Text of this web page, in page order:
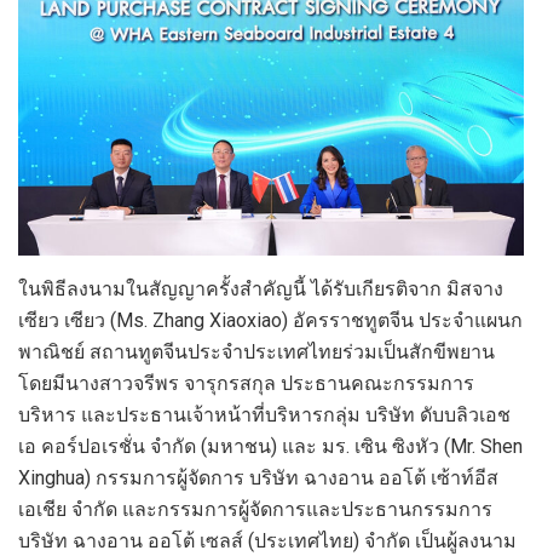
ในพิธีลงนามในสัญญาครั้งสำคัญนี้ ได้รับเกียรติจาก มิสจาง
เซียว เซียว (Ms. Zhang Xiaoxiao) อัครราชทูตจีน ประจำแผนก
พาณิชย์ สถานทูตจีนประจำประเทศไทยร่วมเป็นสักขีพยาน
โดยมีนางสาวจรีพร จารุกรสกุล ประธานคณะกรรมการ
บริหาร และประธานเจ้าหน้าที่บริหารกลุ่ม บริษัท ดับบลิวเอช
เอ คอร์ปอเรชั่น จำกัด (มหาชน) และ มร. เซิน ซิงหัว (Mr. Shen
Xinghua) กรรมการผู้จัดการ บริษัท ฉางอาน ออโต้ เซ้าท์อีส
เอเชีย จำกัด และกรรมการผู้จัดการและประธานกรรมการ
บริษัท ฉางอาน ออโต้ เซลส์ (ประเทศไทย) จำกัด เป็นผู้ลงนาม